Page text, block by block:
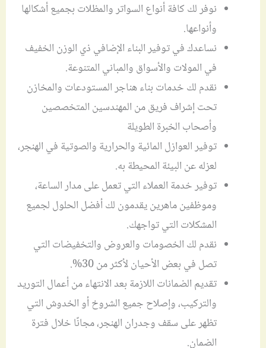
نوفر لك كافة أنواع السواتر والمظلات بجميع أشكالها
وأنواعها.
نساعدك في توفير البناء الإضافي ذي الوزن الخفيف
في المولات والأسواق والمباني المتنوعة.
نقدم لك خدمات بناء هناجر المستودعات والمخازن
تحت إشراف فريق من المهندسين المتخصصين
وأصحاب الخبرة الطويلة
توفير العوازل المائية والحرارية والصوتية في الهنجر،
لعزله عن البيئة المحيطة به.
توفير خدمة العملاء التي تعمل على مدار الساعة،
وموظفين ماهرين يقدمون لك أفضل الحلول لجميع
المشكلات التي تواجهك.
نقدم لك الخصومات والعروض والتخفيضات التي
تصل في بعض الأحيان لأكثر من 30%.
تقديم الضمانات اللازمة بعد الانتهاء من أعمال التوريد
والتركيب، وإصلاح جميع الشروخ أو الخدوش التي
تظهر على سقف وجدران الهنجر، مجانًا خلال فترة
الضمان.